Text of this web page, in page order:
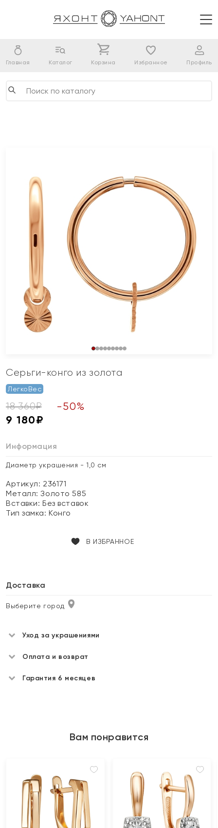
Главная Каталог Корзина Избранное Профиль
Серьги-конго из золота
ЛегкоВес
18 360₽ -50%
9 180₽
Информация
Диаметр украшения - 1,0 см
Артикул: 236171
Металл:Золото 585
Вставки:Без вставок
Тип замка:Конго
В ИЗБРАННОЕ
Доставка
Выберите город
Уход за украшениями
Оплата и возврат
Гарантия 6 месяцев
Вам понравится